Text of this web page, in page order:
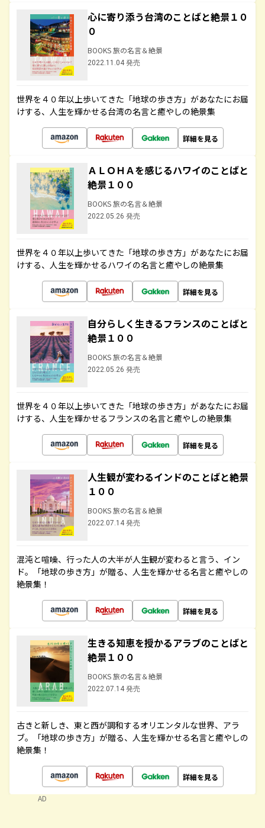
心に寄り添う台湾のことばと絶景１０
０
BOOKS 旅の名言＆絶景
2022.11.04 発売
世界を４０年以上歩いてきた「地球の歩き方」があなたにお届
けする、人生を輝かせる台湾の名言と癒やしの絶景集
詳細を見る
ＡＬＯＨＡを感じるハワイのことばと
絶景１００
BOOKS 旅の名言＆絶景
2022.05.26 発売
世界を４０年以上歩いてきた「地球の歩き方」があなたにお届
けする、人生を輝かせるハワイの名言と癒やしの絶景集
詳細を見る
自分らしく生きるフランスのことばと
絶景１００
BOOKS 旅の名言＆絶景
2022.05.26 発売
世界を４０年以上歩いてきた「地球の歩き方」があなたにお届
けする、人生を輝かせるフランスの名言と癒やしの絶景集
詳細を見る
人生観が変わるインドのことばと絶景
１００
BOOKS 旅の名言＆絶景
2022.07.14 発売
混沌と喧噪、行った人の大半が人生観が変わると言う、イン
ド。「地球の歩き方」が贈る、人生を輝かせる名言と癒やしの
絶景集！
詳細を見る
生きる知恵を授かるアラブのことばと
絶景１００
BOOKS 旅の名言＆絶景
2022.07.14 発売
古きと新しき、東と西が調和するオリエンタルな世界、アラ
ブ。「地球の歩き方」が贈る、人生を輝かせる名言と癒やしの
絶景集！
詳細を見る
AD